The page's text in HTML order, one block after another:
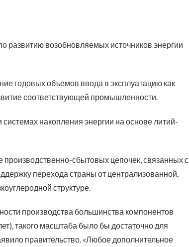
развитию возобновляемых источников энергии
годовых объемов ввода в эксплуатацию как
соответствующей промышленности.
накопления энергии на основе литий-
сбытовых цепочек, связанных с
перехода страны от централизованной,
структуре.
производства большинства компонентов
такого масштаба было бы достаточно для
правительство. «Любое дополнительное